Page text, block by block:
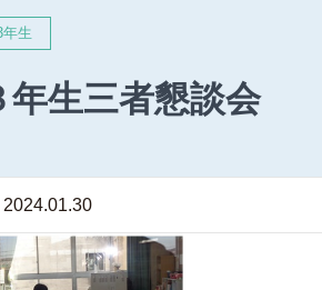
年生
年生三者懇談会
2024.01.30